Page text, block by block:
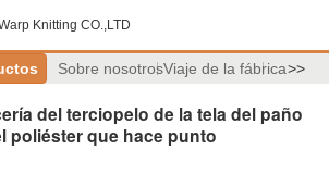
Knitting CO.,LTD
Sobre nosotrosViaje de la fábrica>>
del terciopelo de la tela del paño
poliéster que hace punto